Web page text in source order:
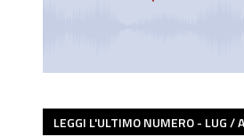
LEGGI L'ULTIMO NUMERO - LUG /